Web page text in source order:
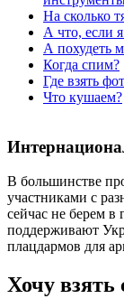
На сколько
А что, если
А похудеть
Когда спим?
Где взять
Что кушаем?
В большинстве
участниками с
сейчас не берем в
поддерживают
плацдармов для
Хочу взять